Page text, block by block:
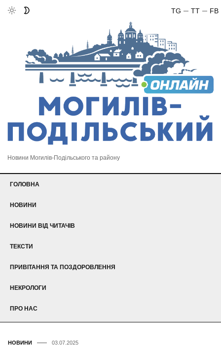
FB
TT
TG
Новини Могилів-Подільського та району
ГОЛОВНА
НОВИНИ
НОВИНИ ВІД ЧИТАЧІВ
ТЕКСТИ
ПРИВІТАННЯ ТА ПОЗДОРОВЛЕННЯ
НЕКРОЛОГИ
ПРО НАС
НОВИНИ 03.07.2025